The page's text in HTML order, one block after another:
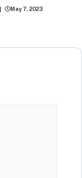
May 7, 2023